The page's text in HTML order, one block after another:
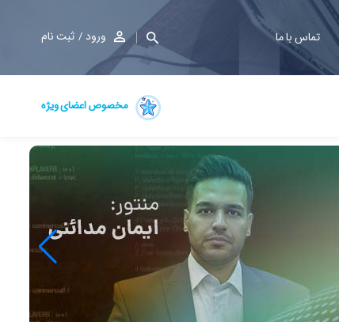
تماس با ما ورود ثبت نام
مخصوص اعضای ویژه